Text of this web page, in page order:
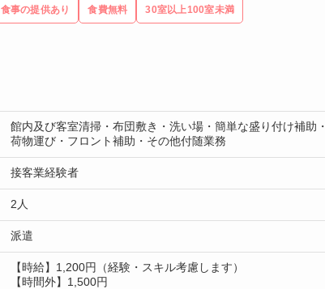
食事の提供あり 食費無料 30室以上100室未満
館内及び客室清掃・布団敷き・洗い場・簡単な盛り付け補助・
荷物運び・フロント補助・その他付随業務
接客業経験者
2人
派遣
【時給】1,200円（経験・スキル考慮します）
【時間外】1,500円